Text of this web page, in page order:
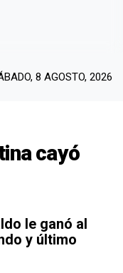
8 AGOSTO, 2026
cayó
le ganó al
y último